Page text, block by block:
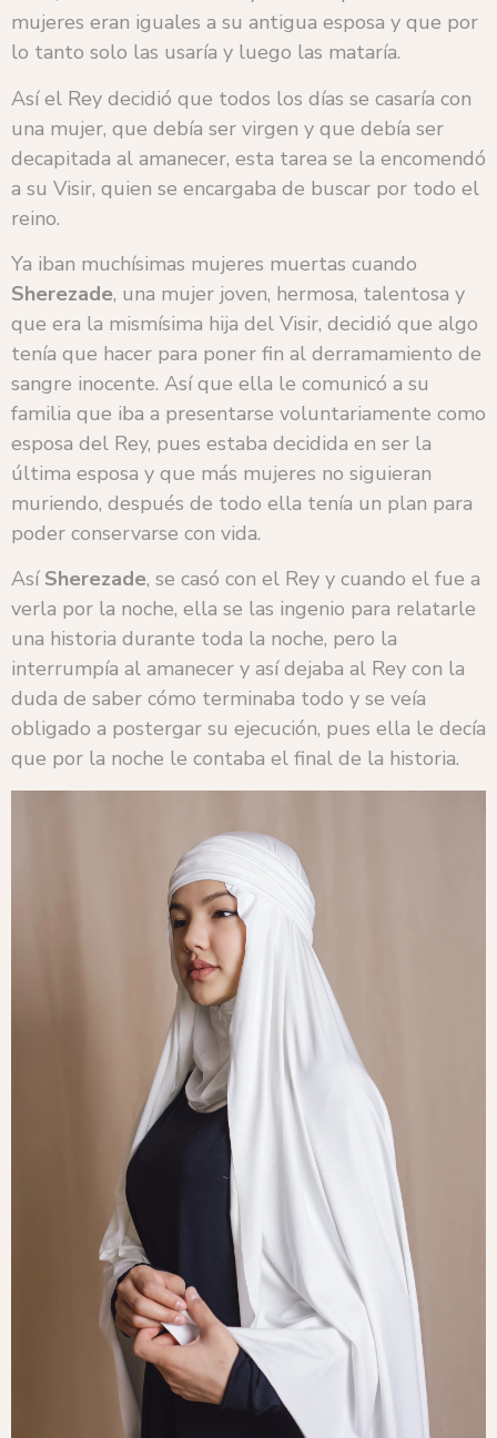
mujeres eran iguales a su antigua esposa y que por
lo tanto solo las usaría y luego las mataría.
Así el Rey decidió que todos los días se casaría con
una mujer, que debía ser virgen y que debía ser
decapitada al amanecer, esta tarea se la encomendó
a su Visir, quien se encargaba de buscar por todo el
reino.
Ya iban muchísimas mujeres muertas cuando
Sherezade, una mujer joven, hermosa, talentosa y
que era la mismísima hija del Visir, decidió que algo
tenía que hacer para poner fin al derramamiento de
sangre inocente. Así que ella le comunicó a su
familia que iba a presentarse voluntariamente como
esposa del Rey, pues estaba decidida en ser la
última esposa y que más mujeres no siguieran
muriendo, después de todo ella tenía un plan para
poder conservarse con vida.
AsíSherezade, se casó con el Rey y cuando el fue a
verla por la noche, ella se las ingenio para relatarle
una historia durante toda la noche, pero la
interrumpía al amanecer y así dejaba al Rey con la
duda de saber cómo terminaba todo y se veía
obligado a postergar su ejecución, pues ella le decía
que por la noche le contaba el final de la historia.